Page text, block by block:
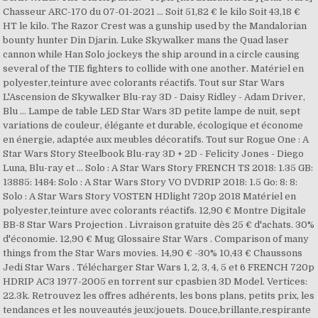
Chasseur ARC-170 du 07-01-2021 … Soit 51,82 € le kilo Soit 43,18 €
HT le kilo. The Razor Crest was a gunship used by the Mandalorian
bounty hunter Din Djarin. Luke Skywalker mans the Quad laser
cannon while Han Solo jockeys the ship around in a circle causing
several of the TIE fighters to collide with one another. Matériel en
polyester,teinture avec colorants réactifs. Tout sur Star Wars
L'Ascension de Skywalker Blu-ray 3D - Daisy Ridley - Adam Driver,
Blu … Lampe de table LED Star Wars 3D petite lampe de nuit, sept
variations de couleur, élégante et durable, écologique et économe
en énergie, adaptée aux meubles décoratifs. Tout sur Rogue One : A
Star Wars Story Steelbook Blu-ray 3D + 2D - Felicity Jones - Diego
Luna, Blu-ray et … Solo : A Star Wars Story FRENCH TS 2018: 1.35 GB:
13885: 1484: Solo : A Star Wars Story VO DVDRIP 2018: 1.5 Go: 8: 8:
Solo : A Star Wars Story VOSTEN HDlight 720p 2018 Matériel en
polyester,teinture avec colorants réactifs. 12,90 € Montre Digitale
BB-8 Star Wars Projection . Livraison gratuite dès 25 € d'achats. 30%
d'économie. 12,90 € Mug Glossaire Star Wars . Comparison of many
things from the Star Wars movies. 14,90 € -30% 10,43 € Chaussons
Jedi Star Wars . Télécharger Star Wars 1, 2, 3, 4, 5 et 6 FRENCH 720p
HDRIP AC3 1977-2005 en torrent sur cpasbien 3D Model. Vertices:
22.3k. Retrouvez les offres adhérents, les bons plans, petits prix, les
tendances et les nouveautés jeux/jouets. Douce,brillante,respirante